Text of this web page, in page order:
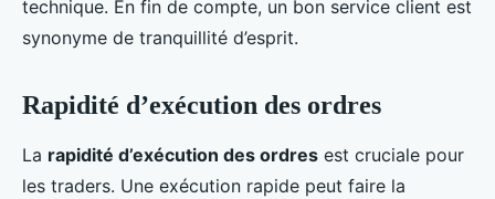
technique. En fin de compte, un bon service client est
synonyme de tranquillité d’esprit.
Rapidité d’exécution des ordres
La rapidité d’exécution des ordres est cruciale pour
les traders. Une exécution rapide peut faire la